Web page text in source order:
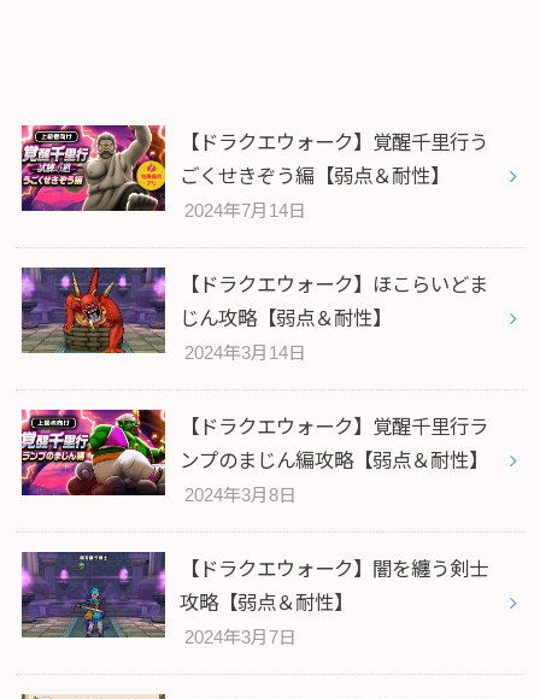
【ドラクエウォーク】覚醒千里行う
ごくせきぞう編【弱点＆耐性】
2024年7月14日
【ドラクエウォーク】ほこらいどま
じん攻略【弱点＆耐性】
2024年3月14日
【ドラクエウォーク】覚醒千里行ラ
ンプのまじん編攻略【弱点＆耐性】
2024年3月8日
【ドラクエウォーク】闇を纏う剣士
攻略【弱点＆耐性】
2024年3月7日